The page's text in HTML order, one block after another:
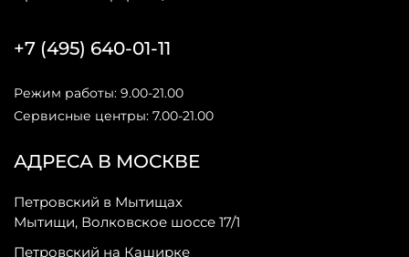
АДРЕСА В МОСКВЕ
Петровский в Мытищах
Мытищи, Волковское шоссе 17/1
Петровский на Каширке
+7 (495) 640-01-11
Режим работы: 9.00-21.00
Сервисные центры: 7.00-21.00